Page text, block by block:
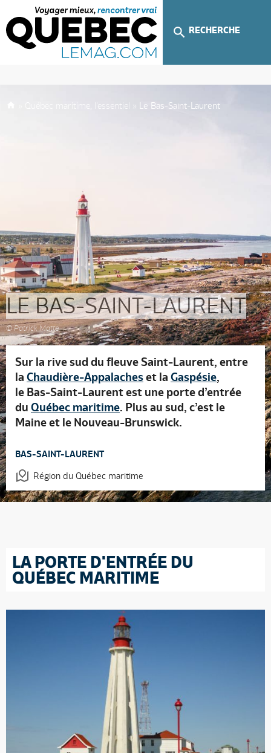
RECHERCHE
Québec maritime, l'essentiel » Le Bas-Saint-Laurent
LE BAS-SAINT-LAURENT
© Patrick Matte
Sur la rive sud du fleuve Saint-Laurent, entre
la Chaudière-Appalacheset la Gaspésie,
le Bas-Saint-Laurentest une porte d’entrée
du Québec maritime. Plus au sud, c’est le
Maine et le Nouveau-Brunswick.
BAS-SAINT-LAURENT
Région du Québec maritime
LA PORTE D'ENTRÉE DU
QUÉBEC MARITIME